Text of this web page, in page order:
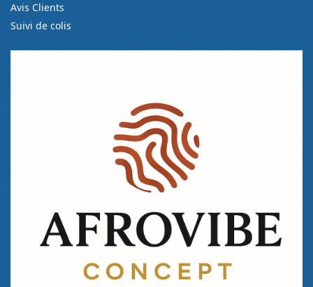
Avis Clients
Suivi de colis